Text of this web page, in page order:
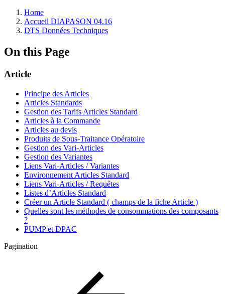
Home
Accueil DIAPASON 04.16
DTS Données Techniques
On this Page
Article
Principe des Articles
Articles Standards
Gestion des Tarifs Articles Standard
Articles à la Commande
Articles au devis
Produits de Sous-Traitance Opératoire
Gestion des Vari-Articles
Gestion des Variantes
Liens Vari-Articles / Variantes
Environnement Articles Standard
Liens Vari-Articles / Requêtes
Listes d’Articles Standard
Créer un Article Standard ( champs de la fiche Article )
Quelles sont les méthodes de consommations des composants
?
PUMP et DPAC
Pagination